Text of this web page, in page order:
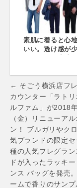
け不要のシャツ・
パンツを拡充～
式ホームページで
はお手入れ方法な
どの特設コンテ
ツを展開～
素肌に着ると心
いい。透け感が
『ビズポロ』
年モデル発売
Post
navigation
← そごう横浜店フ
カウンター「ラト
ルファム」が2018
（金）リニューア
ン！ ブルガリやク
気ブランドの限定セ
種の人気フレグラン
ドが入ったラッキ
ンス バッグを発売
ームで香りのサンプ